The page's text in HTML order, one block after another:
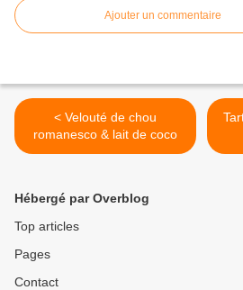
Ajouter un commentaire
< Velouté de chou
romanesco & lait de coco
Hébergé par Overblog
Top articles
Pages
Contact